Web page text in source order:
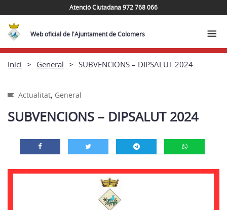
Atenció Ciutadana 972 768 066
Web oficial de l'Ajuntament de Colomers
Inici General SUBVENCIONS – DIPSALUT 2024
Actualitat, General
SUBVENCIONS – DIPSALUT 2024